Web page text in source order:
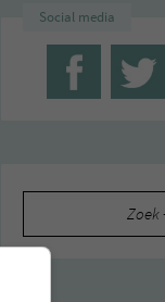
Social media